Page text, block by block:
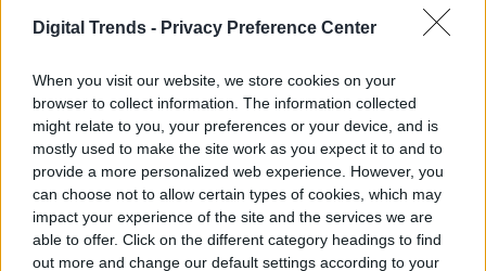
Digital Trends - Privacy Preference Center
When you visit our website, we store cookies on your
browser to collect information. The information collected
might relate to you, your preferences or your device, and is
mostly used to make the site work as you expect it to and to
provide a more personalized web experience. However, you
can choose not to allow certain types of cookies, which may
impact your experience of the site and the services we are
able to offer. Click on the different category headings to find
out more and change our default settings according to your
en un solo partido.